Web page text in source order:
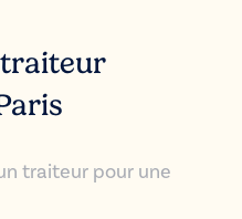
traiteur
traiteur pour une